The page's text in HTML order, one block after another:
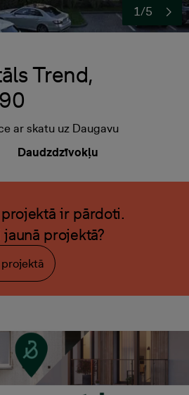
1/5
Trend,
ar skatu uz Daugavu
Daudzdzīvokļu
ir pārdoti.
projektā?